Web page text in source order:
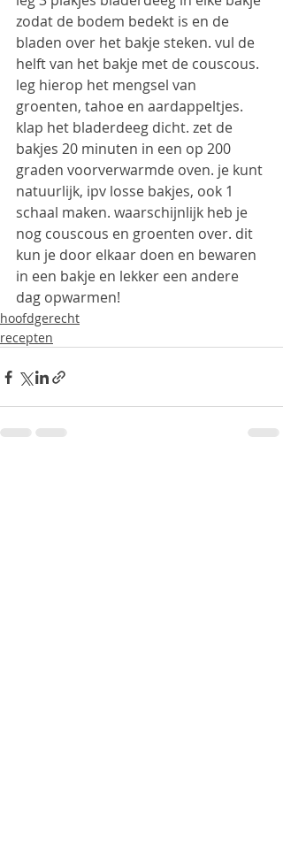
zodat de bodem bedekt is en de
bladen over het bakje steken. vul de
helft van het bakje met de couscous.
leg hierop het mengsel van
groenten, tahoe en aardappeltjes.
klap het bladerdeeg dicht. zet de
bakjes 20 minuten in een op 200
graden voorverwarmde oven. je kunt
natuurlijk, ipv losse bakjes, ook 1
schaal maken. waarschijnlijk heb je
nog couscous en groenten over. dit
kun je door elkaar doen en bewaren
in een bakje en lekker een andere
dag opwarmen!
hoofdgerecht
recepten